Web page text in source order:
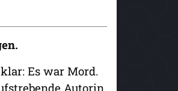
Es war Mord.
Autorin